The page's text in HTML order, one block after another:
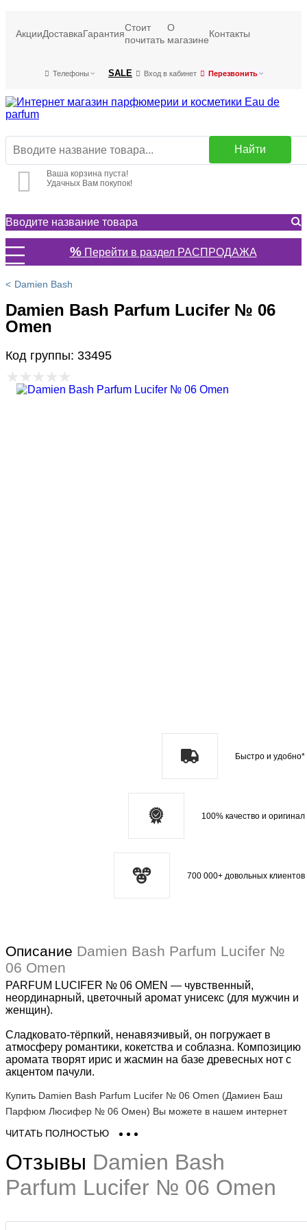
АкцииДоставкаГарантия
Стоит
почитать
О
магазине
Контакты
Телефоны SALE Вход в кабинет Перезвонить
Найти
Ваша корзина пуста!
Удачных Вам покупок!
%Перейти в раздел РАСПРОДАЖА
Damien Bash
Damien Bash Parfum Lucifer № 06
Omen
Код группы: 33495
Быстро и удобно*
100% качество и оригинал
700 000+ довольных клиентов
Описание Damien Bash Parfum Lucifer №
06 Omen
PARFUM LUCIFER № 06 OMEN — чувственный,
неординарный, цветочный аромат унисекс (для мужчин и
женщин).
Сладковато-тёрпкий, ненавязчивый, он погружает в
атмосферу романтики, кокетства и соблазна. Композицию
аромата творят ирис и жасмин на базе древесных нот с
акцентом пачули.
Купить Damien Bash Parfum Lucifer № 06 Omen (Дамиен Баш
Парфюм Люсифер № 06 Омен) Вы можете в нашем интернет
парфюмированную воду Damien Bash Parfum Lucifer № 06 Omen
выгодной!
ЧИТАТЬ ПОЛНОСТЬЮ
Отзывы Damien Bash
Parfum Lucifer № 06 Omen